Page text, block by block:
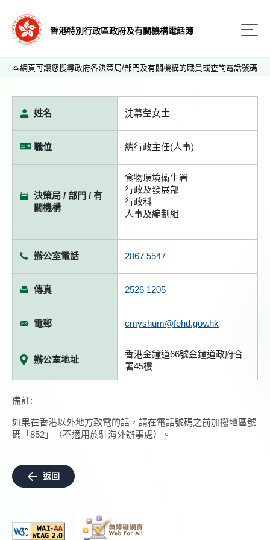
香港特別行政區政府及有關機構電話簿
本網頁可讓您搜尋政府各決策局/部門及有關機構的職員或查詢電話號碼
姓名 沈慕瑩女士
職位 總行政主任(人事)
決策局 / 部門 / 有
關機構
食物環境衞生署
行政及發展部
行政科
人事及編制組
辦公室電話 2867 5547
傳真 2526 1205
電郵 cmyshum@fehd.gov.hk
辦公室地址
香港金鐘道66號金鐘道政府合
署45樓
備註:
如果在香港以外地方致電的話，請在電話號碼之前加撥地區號
碼「852」（不適用於駐海外辦事處）。
返回